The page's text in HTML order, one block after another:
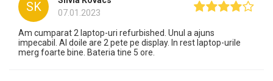
SK
07.01.2023
Am cumparat 2 laptop-uri refurbished. Unul a ajuns
impecabil. Al doile are 2 pete pe display. In rest laptop-urile
merg foarte bine. Bateria tine 5 ore.